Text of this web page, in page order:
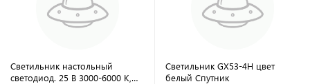
Светильник настольный
светодиод. 25 В 3000-6000 К,
Светильник GX53-4H цвет
белый Спутник